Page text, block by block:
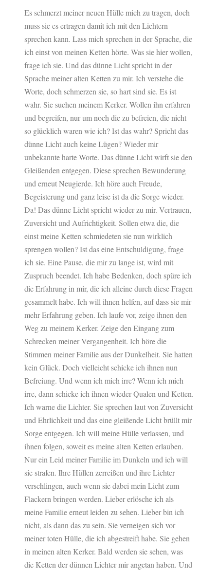
Es schmerzt meiner neuen Hülle mich zu tragen, doch
muss sie es ertragen damit ich mit den Lichtern
sprechen kann. Lass mich sprechen in der Sprache, die
ich einst von meinen Ketten hörte. Was sie hier wollen,
frage ich sie. Und das dünne Licht spricht in der
Sprache meiner alten Ketten zu mir. Ich verstehe die
Worte, doch schmerzen sie, so hart sind sie. Es ist
wahr. Sie suchen meinem Kerker. Wollen ihn erfahren
und begreifen, nur um noch die zu befreien, die nicht
so glücklich waren wie ich? Ist das wahr? Spricht das
dünne Licht auch keine Lügen? Wieder mir
unbekannte harte Worte. Das dünne Licht wirft sie den
Gleißenden entgegen. Diese sprechen Bewunderung
und erneut Neugierde. Ich höre auch Freude,
Begeisterung und ganz leise ist da die Sorge wieder.
Da! Das dünne Licht spricht wieder zu mir. Vertrauen,
Zuversicht und Aufrichtigkeit. Sollen etwa die, die
einst meine Ketten schmiedeten sie nun wirklich
sprengen wollen? Ist das eine Entschuldigung, frage
ich sie. Eine Pause, die mir zu lange ist, wird mit
Zuspruch beendet. Ich habe Bedenken, doch spüre ich
die Erfahrung in mir, die ich alleine durch diese Fragen
gesammelt habe. Ich will ihnen helfen, auf dass sie mir
mehr Erfahrung geben. Ich laufe vor, zeige ihnen den
Weg zu meinem Kerker. Zeige den Eingang zum
Schrecken meiner Vergangenheit. Ich höre die
Stimmen meiner Familie aus der Dunkelheit. Sie hatten
kein Glück. Doch vielleicht schicke ich ihnen nun
Befreiung. Und wenn ich mich irre? Wenn ich mich
irre, dann schicke ich ihnen wieder Qualen und Ketten.
Ich warne die Lichter. Sie sprechen laut von Zuversicht
und Ehrlichkeit und das eine gleißende Licht brüllt mir
Sorge entgegen. Ich will meine Hülle verlassen, und
ihnen folgen, soweit es meine alten Ketten erlauben.
Nur ein Leid meiner Familie im Dunkeln und ich will
sie strafen. Ihre Hüllen zerreißen und ihre Lichter
verschlingen, auch wenn sie dabei mein Licht zum
Flackern bringen werden. Lieber erlösche ich als
meine Familie erneut leiden zu sehen. Lieber bin ich
nicht, als dann das zu sein. Sie verneigen sich vor
meiner toten Hülle, die ich abgestreift habe. Sie gehen
in meinen alten Kerker. Bald werden sie sehen, was
die Ketten der dünnen Lichter mir angetan haben. Und